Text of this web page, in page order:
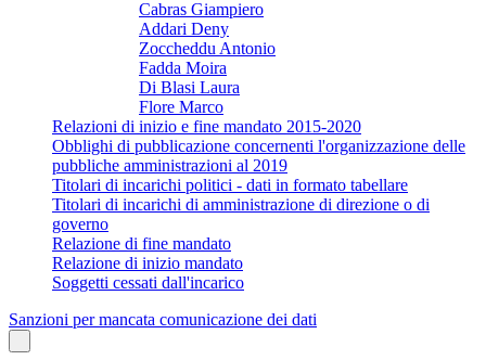
Cabras Giampiero
Addari Deny
Zoccheddu Antonio
Fadda Moira
Di Blasi Laura
Flore Marco
Relazioni di inizio e fine mandato 2015-2020
Obblighi di pubblicazione concernenti l'organizzazione delle
pubbliche amministrazioni al 2019
Titolari di incarichi politici - dati in formato tabellare
Titolari di incarichi di amministrazione di direzione o di
governo
Relazione di fine mandato
Relazione di inizio mandato
Soggetti cessati dall'incarico
Sanzioni per mancata comunicazione dei dati